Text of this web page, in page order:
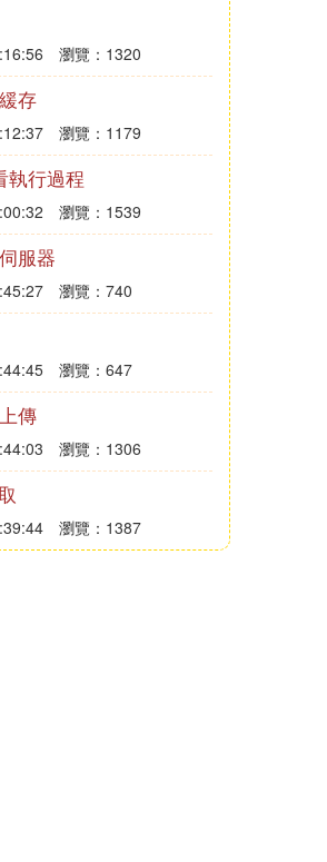
qb/select-search.png"alt="搜索
方式創建然後用fwrite('d',$file)寫入
瀏覽：1320
存
瀏覽：1179
執行過程
瀏覽：1539
服器
瀏覽：740
瀏覽：647
傳
瀏覽：1306
瀏覽：1387